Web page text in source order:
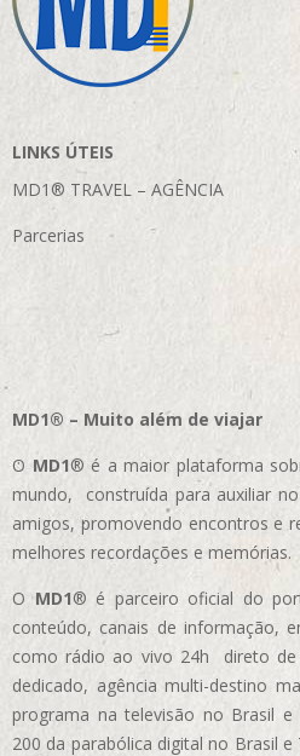
LINKS ÚTEIS
MD1® TRAVEL – AGÊNCIA
Parcerias
MD1® – Muito além de viajar
O MD1® é a maior plataforma
mundo, construída para auxiliar
amigos, promovendo encontros e
melhores recordações e memórias.
OMD1® é parceiro oficial do
conteúdo, canais de informação,
como rádio ao vivo 24h direto de
dedicado, agência multi-destino
programa na televisão no Brasil e
200 da parabólica digital no Brasil e